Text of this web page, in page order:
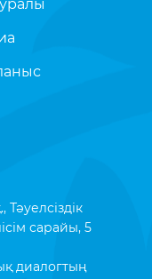
сарайы, 5
диалогтың